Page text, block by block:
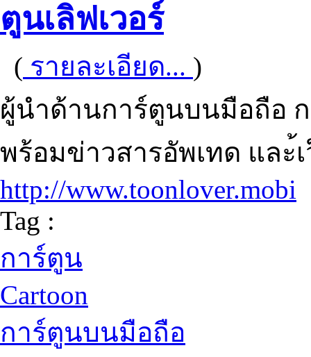
ตูนเลิฟเวอร์
( รายละเอียด... )
ผู้นำด้านการ์ตูนบนมือถือ
พร้อมข่าวสารอัพเทด แล
http://www.toonlover.mobi
Tag :
การ์ตูน
Cartoon
การ์ตูนบนมือถือ